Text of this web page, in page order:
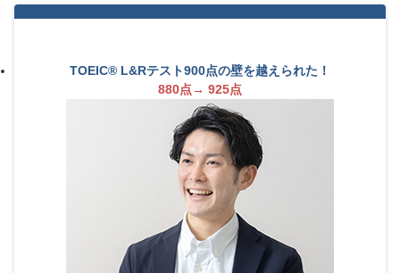
TOEIC® L&Rテスト900点の壁を越えられた！
880点→ 925点